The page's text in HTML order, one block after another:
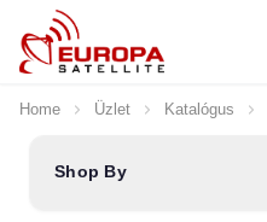
Skip to Content
Home Üzlet Katalógus
Shop By